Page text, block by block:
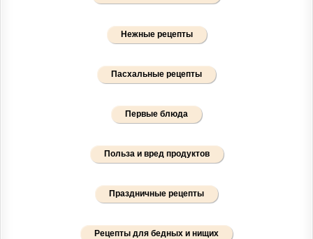
Нежные рецепты
Пасхальные рецепты
Первые блюда
Польза и вред продуктов
Праздничные рецепты
Рецепты для бедных и нищих